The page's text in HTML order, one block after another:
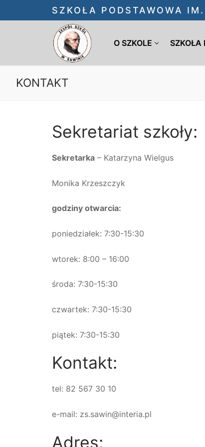
do
SZKOŁA PODSTAWOWA
O SZKOLE SZKOŁA
KONTAKT
Sekretariat szkoły:
Sekretarka – Katarzyna Wielgus
Monika Krzeszczyk
godziny otwarcia:
poniedziałek: 7:30-15:30
wtorek: 8:00 – 16:00
środa: 7:30-15:30
czwartek: 7:30-15:30
piątek: 7:30-15:30
Kontakt:
tel: 82 567 30 10
e-mail: zs.sawin@interia.pl
Adres: